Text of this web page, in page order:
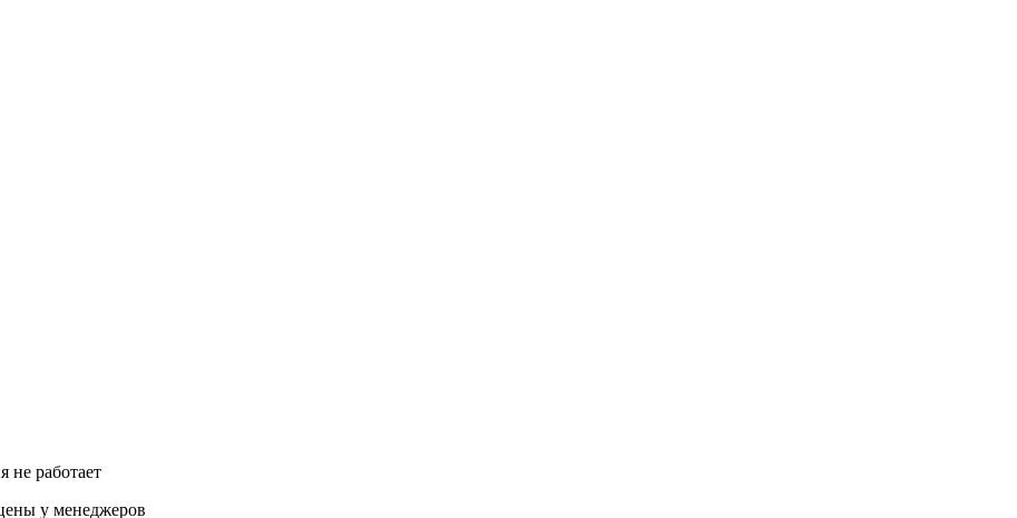
работает
у менеджеров